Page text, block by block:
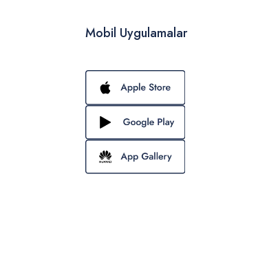
Mobil Uygulamalar